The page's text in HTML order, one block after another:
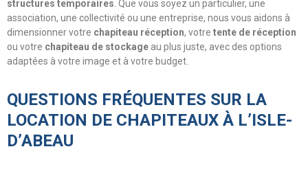
structures temporaires. Que vous soyez un particulier, une
association, une collectivité ou une entreprise, nous vous aidons à
dimensionner votre chapiteau réception, votre tente de réception
ou votre chapiteau de stockage au plus juste, avec des options
adaptées à votre image et à votre budget.
QUESTIONS FRÉQUENTES SUR LA
LOCATION DE CHAPITEAUX À L’ISLE-
D’ABEAU